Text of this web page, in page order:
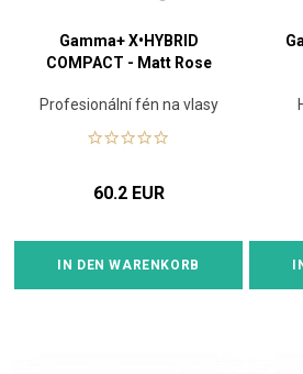
Gamma+ X•HYBRID
COMPACT - Matt Rose
Profesionální fén na vlasy
60.2 EUR
IN DEN WARENKORB